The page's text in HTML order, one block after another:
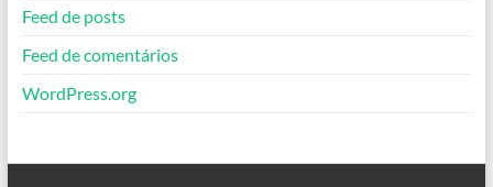
Feed de posts
Feed de comentários
WordPress.org